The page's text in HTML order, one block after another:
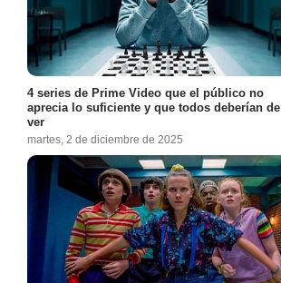
4 series de Prime Video que el público no
aprecia lo suficiente y que todos deberían de
ver
martes, 2 de diciembre de 2025